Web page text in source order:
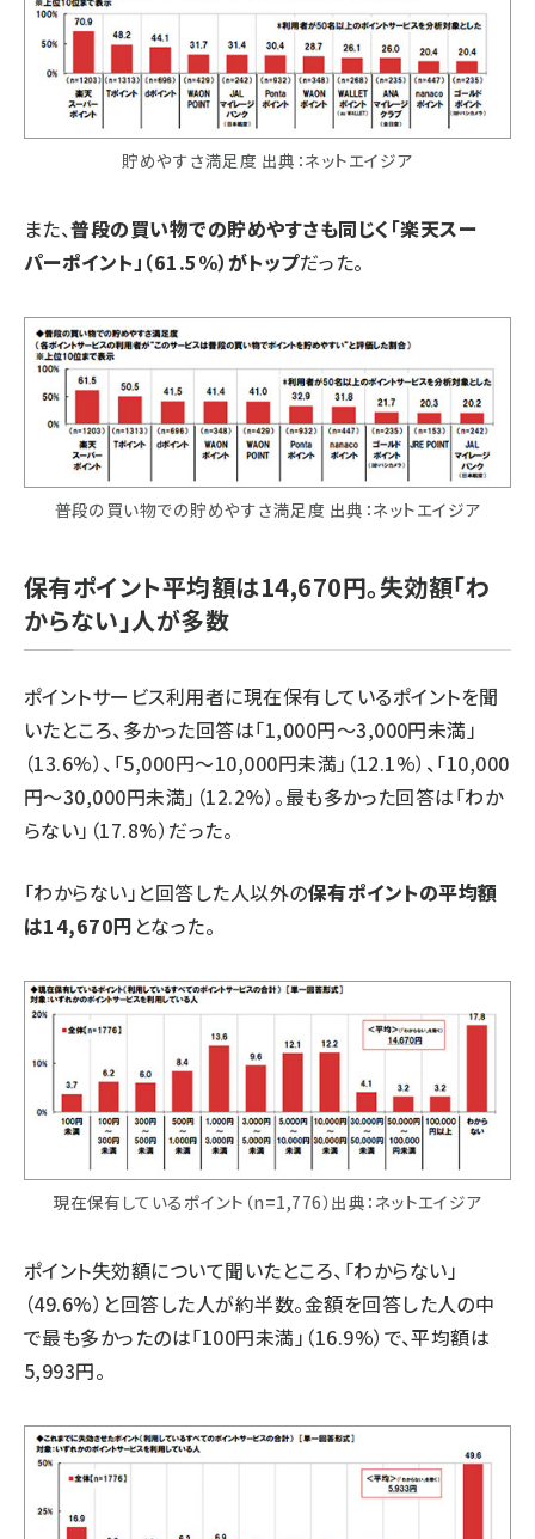
貯めやすさ満足度 出典：ネットエイジア
また、普段の買い物での貯めやすさも同じく「楽天スー
パーポイント」（61.5%）がトップだった。
普段の買い物での貯めやすさ満足度 出典：ネットエイジア
保有ポイント平均額は14,670円。失効額「わ
からない」人が多数
ポイントサービス利用者に現在保有しているポイントを聞
いたところ、多かった回答は「1,000円～3,000円未満」
（13.6%）、「5,000円～10,000円未満」（12.1%）、「10,000
円～30,000円未満」（12.2%）。最も多かった回答は「わか
らない」（17.8%）だった。
「わからない」と回答した人以外の保有ポイントの平均額
は14,670円 となった。
現在保有しているポイント（n=1,776）出典：ネットエイジア
ポイント失効額について聞いたところ、「わからない」
（49.6%）と回答した人が約半数。金額を回答した人の中
で最も多かったのは「100円未満」（16.9%）で、平均額は
5,993円。